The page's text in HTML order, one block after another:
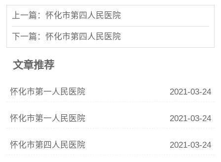
上一篇：怀化市第四人民医院
下一篇：怀化市第四人民医院
文章推荐
怀化市第一人民医院 2021-03-24
怀化市第一人民医院 2021-03-24
怀化市第四人民医院 2021-03-24